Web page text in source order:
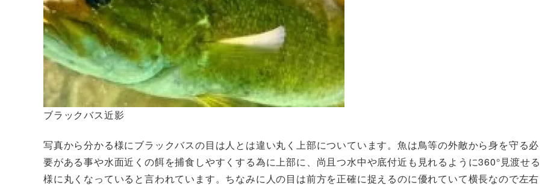
ブラックバス近影
写真から分かる様にブラックバスの目は人とは違い丸く上部についています。魚は鳥等の外敵から身を守る必
要がある事や水面近くの餌を捕食しやすくする為に上部に、尚且つ水中や底付近も見れるように360°見渡せる
様に丸くなっていると言われています。ちなみに人の目は前方を正確に捉えるのに優れていて横長なので左右